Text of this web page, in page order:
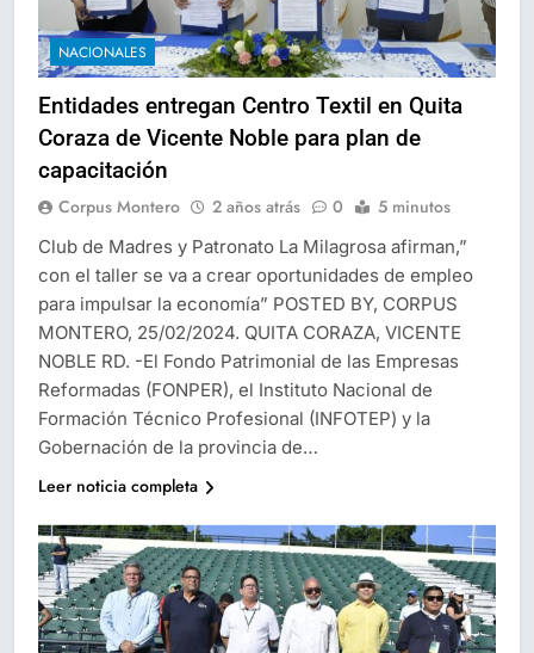
NACIONALES
Entidades entregan Centro Textil en Quita
Coraza de Vicente Noble para plan de
capacitación
Corpus Montero 2 años atrás 0 5 minutos
Club de Madres y Patronato La Milagrosa afirman,”
con el taller se va a crear oportunidades de empleo
para impulsar la economía” POSTED BY, CORPUS
MONTERO, 25/02/2024. QUITA CORAZA, VICENTE
NOBLE RD. -El Fondo Patrimonial de las Empresas
Reformadas (FONPER), el Instituto Nacional de
Formación Técnico Profesional (INFOTEP) y la
Gobernación de la provincia de…
Leer noticia completa